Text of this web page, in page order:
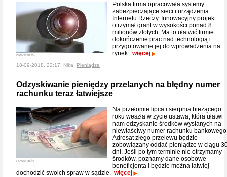
newsrm.tv
Polska firma opracowała systemy
zabezpieczające sieci i urządzenia
Internetu Rzeczy. Innowacyjny projekt
otrzymał grant w wysokości ponad 8
milionów złotych. Ma to ułatwić firmie
dokończenie prac nad technologią i
przygotowanie jej do wprowadzenia na
rynek. więcej
18-09-2018, 22:17, Nika, Pieniądze
Odzyskiwanie pieniędzy przelanych na błędny numer
rachunku teraz łatwiejsze
newsrm.tv
Na przełomie lipca i sierpnia bieżącego
roku weszła w życie ustawa, która ułatwi
nam odzyskanie środków wysłanych na
niewłaściwy numer rachunku
Adresat złego przelewu będzie
zobowiązany oddać pieniądze w ciągu
dni. Jeśli po tym terminie nie otrzymamy
środków, poznamy dane osobowe
beneficjenta i będzie można łatwiej
dochodzić swoich spraw w sądzie. więcej